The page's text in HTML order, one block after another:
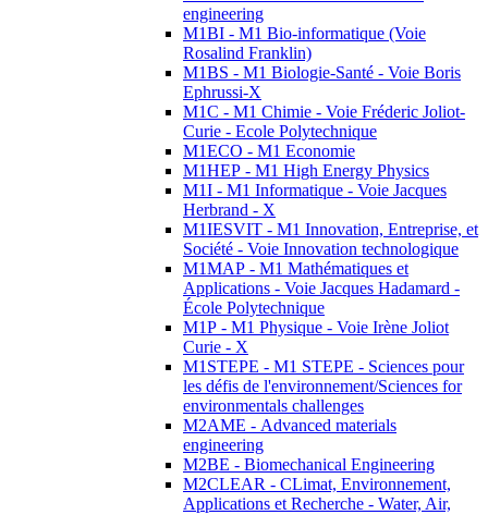
engineering
M1BI - M1 Bio-informatique (Voie
Rosalind Franklin)
M1BS - M1 Biologie-Santé - Voie Boris
Ephrussi-X
M1C - M1 Chimie - Voie Fréderic Joliot-
Curie - Ecole Polytechnique
M1ECO - M1 Economie
M1HEP - M1 High Energy Physics
M1I - M1 Informatique - Voie Jacques
Herbrand - X
M1IESVIT - M1 Innovation, Entreprise, et
Société - Voie Innovation technologique
M1MAP - M1 Mathématiques et
Applications - Voie Jacques Hadamard -
École Polytechnique
M1P - M1 Physique - Voie Irène Joliot
Curie - X
M1STEPE - M1 STEPE - Sciences pour
les défis de l'environnement/Sciences for
environmentals challenges
M2AME - Advanced materials
engineering
M2BE - Biomechanical Engineering
M2CLEAR - CLimat, Environnement,
Applications et Recherche - Water, Air,